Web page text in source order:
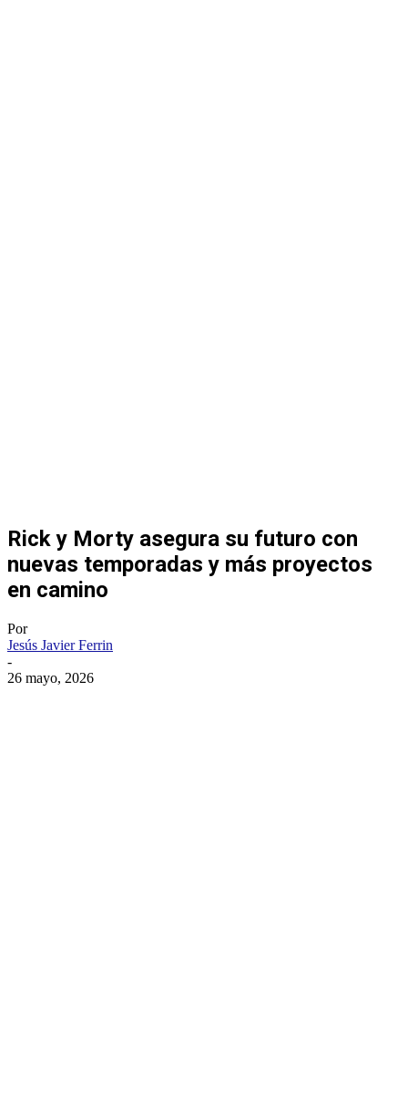
Rick y Morty asegura su futuro con
nuevas temporadas y más proyectos
en camino
Por
Jesús Javier Ferrin
-
26 mayo, 2026